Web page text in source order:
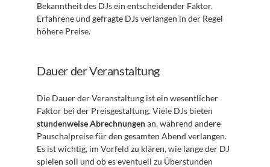
Bekanntheit des DJs ein entscheidender Faktor.
Erfahrene und gefragte DJs verlangen in der Regel
höhere Preise.
Dauer der Veranstaltung
Die Dauer der Veranstaltung ist ein wesentlicher
stundenweise Abrechnungen an, während andere
Pauschalpreise für den gesamten Abend verlangen.
Es ist wichtig, im Vorfeld zu klären, wie lange der DJ
spielen soll und ob es eventuell zu Überstunden